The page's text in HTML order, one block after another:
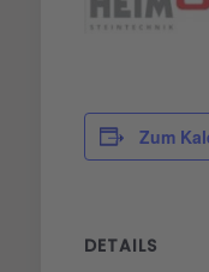
Zum
DETAILS